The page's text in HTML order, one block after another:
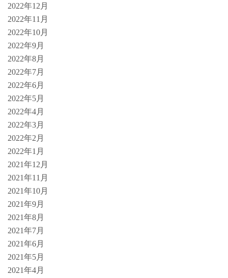
2022年12月
2022年11月
2022年10月
2022年9月
2022年8月
2022年7月
2022年6月
2022年5月
2022年4月
2022年3月
2022年2月
2022年1月
2021年12月
2021年11月
2021年10月
2021年9月
2021年8月
2021年7月
2021年6月
2021年5月
2021年4月